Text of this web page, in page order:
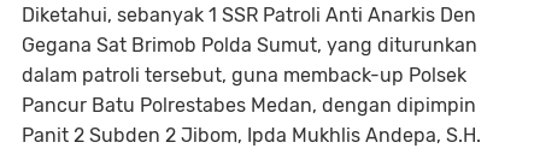
Diketahui, sebanyak 1 SSR Patroli Anti Anarkis Den
Gegana Sat Brimob Polda Sumut, yang diturunkan
dalam patroli tersebut, guna memback-up Polsek
Pancur Batu Polrestabes Medan, dengan dipimpin
Panit 2 Subden 2 Jibom, Ipda Mukhlis Andepa, S.H.